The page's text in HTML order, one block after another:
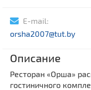
E-mail:
orsha2007@tut.by
Описание
Ресторан «Орша»
гостиничного